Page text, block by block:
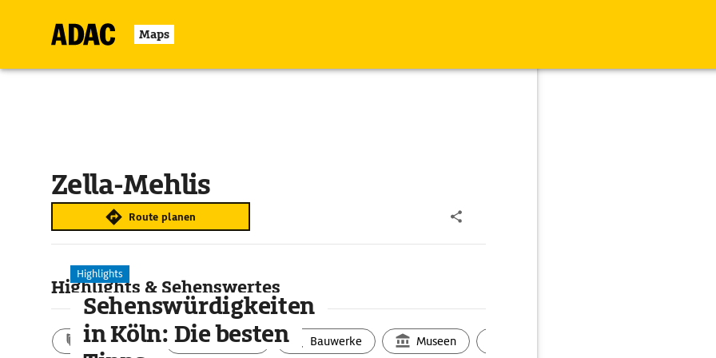
Maps
Zella-Mehlis
Route planen
Highlights & Sehenswertes
Aktivitäten Landschaft Bauwerke Museen
Highlights
Sehenswürdigkeiten
in Köln: Die besten